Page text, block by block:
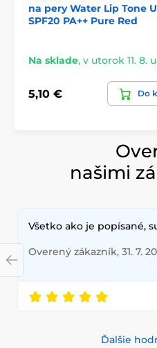
na pery Water Lip Tone
SPF20 PA++ Pure Red
Na sklade, v utorok 11. 8.
5,10 € Do
našimi
Všetko ako je popísané,
Overený zákazník, 31. 7.
Ďalšie